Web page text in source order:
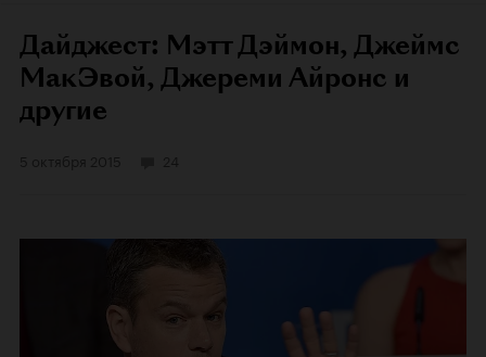
Дайджест: Мэтт Дэймон, Джеймс
МакЭвой, Джереми Айронс и
другие